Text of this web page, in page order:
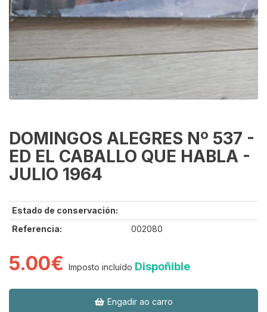
DOMINGOS ALEGRES Nº 537 -
ED EL CABALLO QUE HABLA -
JULIO 1964
Estado de conservación:
Referencia:
002080
5.00€ Imposto incluído Dispoñible
Engadir ao carro